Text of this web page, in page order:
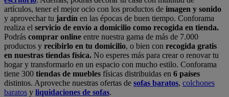
artículos, tener el mejor ocio con los productos de imagen y sonido
y aprovechar tu jardín en las épocas de buen tiempo. Conforama
realiza el servicio de envío a domicilio como recogida en tienda.
Podrás comprar online entre nuestra gama de más de 7.000
productos y recibirlo en tu domicilio, o bien con recogida gratis
en nuestras tiendas física. No esperes más para crear o renovar tu
hogar y transformarlo en un espacio con mucho estilo. Conforama
tiene 300 tiendas de muebles físicas distribuidas en 6 países
distintos. Aproveche nuestras ofertas de sofas baratos, colchones
baratos y liquidaciones de sofas.